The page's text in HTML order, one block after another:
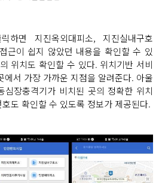
하면 지진옥외대피소, 지진실내구호
근이 쉽지 않았던 내용을 확인할 수 있
위치도 확인할 수 있다. 위치기반 서비
에서 가장 가까운 지점을 알려준다. 아울
심장충격기가 비치된 곳의 정확한 위치
도 확인할 수 있도록 정보가 제공된다.